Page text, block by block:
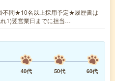
不問★10名以上採用予定★履歴書は
1)翌営業日までに担当…
40代 50代
60代